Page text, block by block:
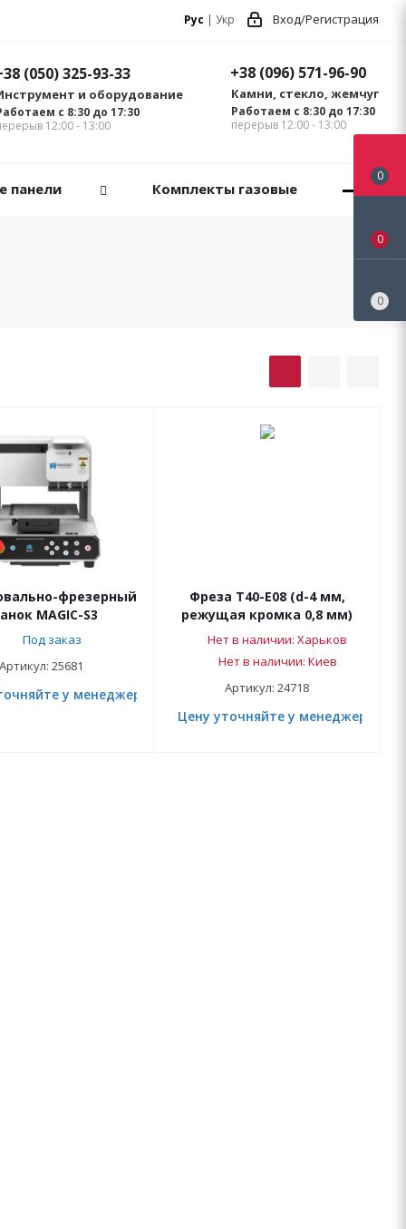
Рус | Укр Вход/Регистрация
+38 (096) 571-96-90
Камни, стекло, жемчуг
Работаем с 8:30 до 17:30
перерыв 12:00 - 13:00
(050) 325-93-33
и оборудование
с 8:30 до 17:30
12:00 - 13:00
панели Комплекты газовые
фрезерный
MAGIC-S3
Под заказ
Артикул: 25681
у менеджера
Фреза T40-E08 (d-4 мм,
режущая кромка 0,8 мм)
Нет в наличии: Харьков
Нет в наличии: Киев
Артикул: 24718
Цену уточняйте у менеджера
0
0
0